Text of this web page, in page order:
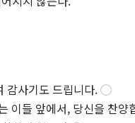
감사기도 드립니다.◯
이들 앞에서, 당신을 찬양